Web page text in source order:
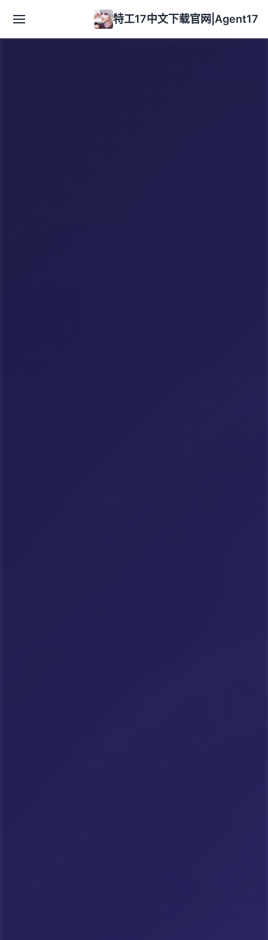
特工17中文下载官网|Agent17